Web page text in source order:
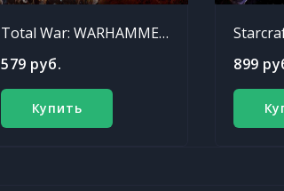
Total War: WARHAMMER - Chaos Warriors Race Pack
579 руб.
Купить
899